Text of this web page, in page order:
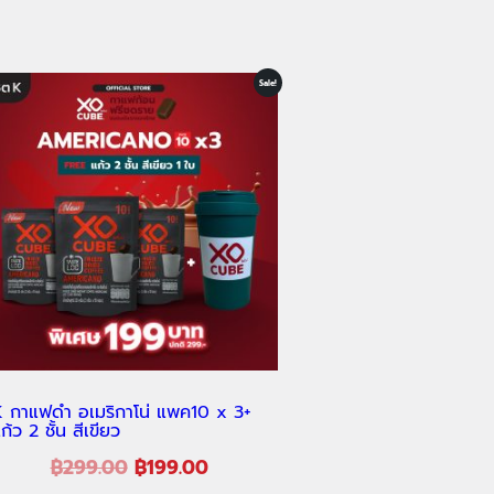
Sale!
กาแฟดำ อเมริกาโน่ แพค10 x 3+
ว 2 ชั้น สีเขียว
฿299.00 ฿199.00